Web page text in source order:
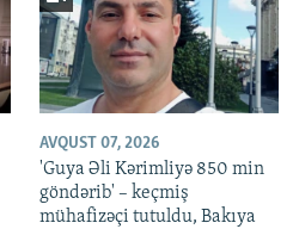
AVQUST 07, 2026
'Guya Əli Kərimliyə 850 min
göndərib' – keçmiş
mühafizəçi tutuldu, Bakıya